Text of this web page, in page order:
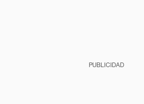
PUBLICIDAD